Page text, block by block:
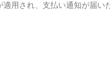
用され、支払い通知が届い